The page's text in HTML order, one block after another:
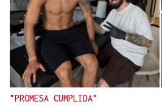
"PROMESA CUMPLIDA"